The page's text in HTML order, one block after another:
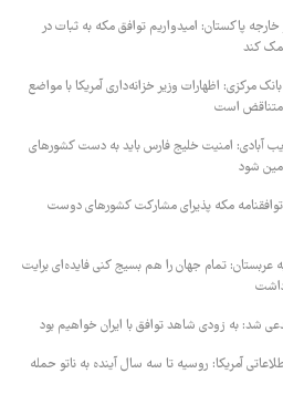
خارجه پاکستان: امیدواریم توافق مکه به ثبات در
کند
مرکزی: اظهارات وزیر خزانه‌داری آمریکا با مواضع
متناقض است
آبادی: امنیت خلیج فارس باید به دست کشورهای
شود
توافقنامه مکه پذیرای مشارکت کشورهای دوست
عربستان: تمام جهان را هم بسیج کنی فایده‌ای برایت
شد: به زودی شاهد توافق با ایران خواهیم بود
آمریکا: روسیه تا سه سال آینده به ناتو حمله